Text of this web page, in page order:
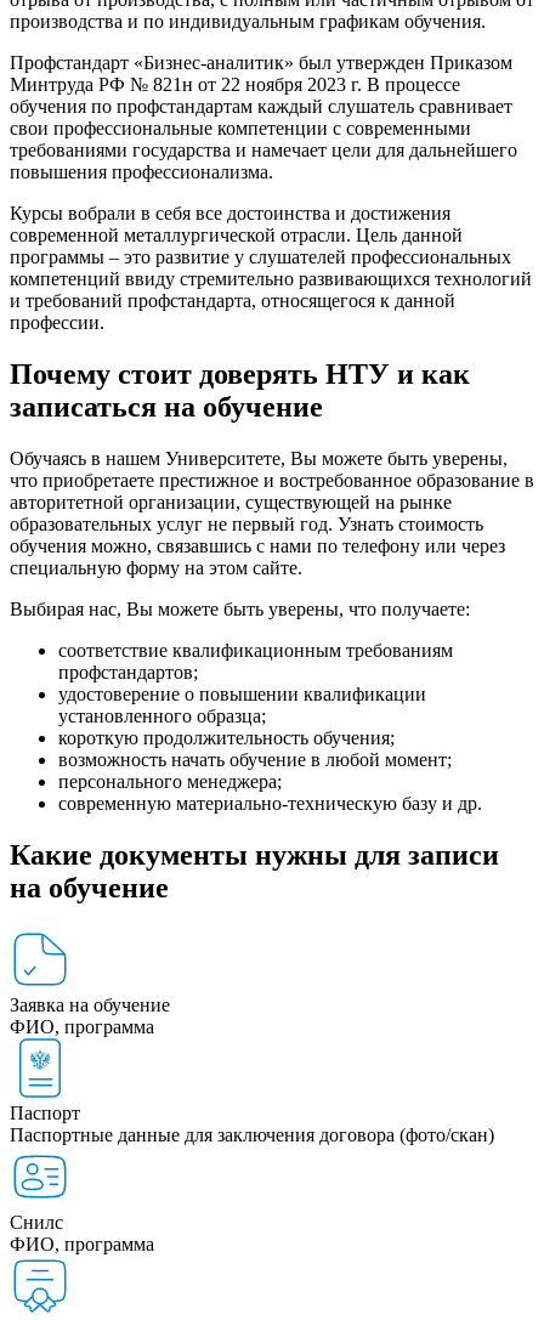
производства и по индивидуальным графикам обучения.
Профстандарт «Бизнес-аналитик» был утвержден Приказом
Минтруда РФ № 821н от 22 ноября 2023 г. В процессе
обучения по профстандартам каждый слушатель сравнивает
свои профессиональные компетенции с современными
требованиями государства и намечает цели для дальнейшего
повышения профессионализма.
Курсы вобрали в себя все достоинства и достижения
современной металлургической отрасли. Цель данной
программы – это развитие у слушателей профессиональных
компетенций ввиду стремительно развивающихся технологий
и требований профстандарта, относящегося к данной
профессии.
Почему стоит доверять НТУ и как
записаться на обучение
Обучаясь в нашем Университете, Вы можете быть уверены,
что приобретаете престижное и востребованное образование в
авторитетной организации, существующей на рынке
образовательных услуг не первый год. Узнать стоимость
обучения можно, связавшись с нами по телефону или через
специальную форму на этом сайте.
Выбирая нас, Вы можете быть уверены, что получаете:
соответствие квалификационным требованиям
профстандартов;
удостоверение о повышении квалификации
установленного образца;
короткую продолжительность обучения;
возможность начать обучение в любой момент;
персонального менеджера;
современную материально-техническую базу и др.
Какие документы нужны для записи
на обучение
Заявка на обучение
ФИО, программа
Паспорт
Паспортные данные для заключения договора (фото/скан)
Снилс
ФИО, программа